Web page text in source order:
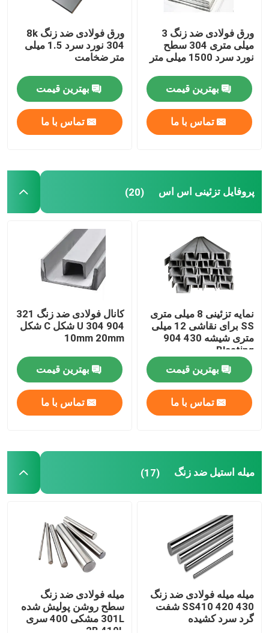
ورق فولادی ضد زنگ 3
میلی متری 304 سطح
نورد سرد 1500 میلی متر
بهترین قیمت
تماس با ما
ورق فولادی ضد زنگ 8k
304 نورد سرد 1.5 میلی
متر ضخامت
بهترین قیمت
تماس با ما
پروفایل تزئینی اس اس (20)
نمایه تزئینی 8 میلی متری
SS برای نقاشی 12 میلی
متری شیشه 430 904
Blasting
بهترین قیمت
تماس با ما
کانال فولادی ضد زنگ 321
904 304 U شکل C شکل
10mm 20mm
بهترین قیمت
تماس با ما
میله استیل ضد زنگ (17)
میله میله فولادی ضد زنگ
SS410 420 430 شفت
گرد سرد کشیده
میله فولادی ضد زنگ
سطح روشن پولیش شده
301L مشکی 400 سری
2B 410L